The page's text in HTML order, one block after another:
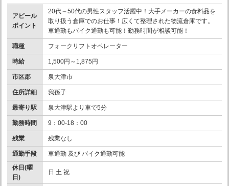
アピール
ポイント
20代～50代の男性スタッフ活躍中！大手メーカーの食料品を
取り扱う倉庫でのお仕事！広くて整理された物流倉庫です。
車通勤もバイク通勤も可能！勤務時間が相談可能！
職種 フォークリフトオペレーター
時給 1,500円～1,875円
市区郡 泉大津市
住所詳細 我孫子
最寄り駅 泉大津駅より車で5分
勤務時間 9：00-18：00
残業 残業なし
通勤手段
車通勤 及び バイク通勤可能
休日(曜
日)
日 土 祝